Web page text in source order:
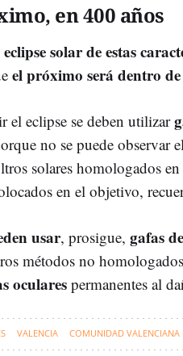
en 400 años
solar de estas
el próximo será dentro
el eclipse se deben utilizar
no se puede observar
solares homologados en
en el objetivo,
usar, prosigue, gafas
métodos no
oculares permanentes al
VALENCIA COMUNIDAD VALENCIANA